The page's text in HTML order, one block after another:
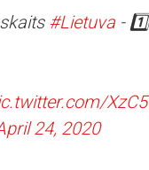
#Lietuva -
24, 2020